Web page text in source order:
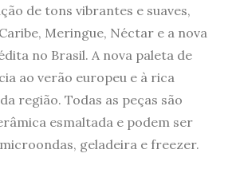
de tons vibrantes e suaves,
Meringue, Néctar e a nova
no Brasil. A nova paleta de
ao verão europeu e à rica
região. Todas as peças são
esmaltada e podem ser
geladeira e freezer.